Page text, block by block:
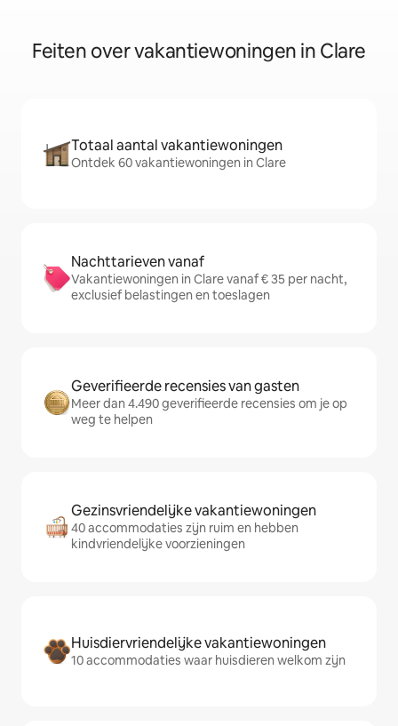
Feiten over vakantiewoningen in Clare
Totaal aantal vakantiewoningen
Ontdek 60 vakantiewoningen in Clare
Nachttarieven vanaf
Vakantiewoningen in Clare vanaf € 35 per nacht,
exclusief belastingen en toeslagen
Geverifieerde recensies van gasten
Meer dan 4.490 geverifieerde recensies om je op
weg te helpen
Gezinsvriendelijke vakantiewoningen
40 accommodaties zijn ruim en hebben
kindvriendelijke voorzieningen
Huisdiervriendelijke vakantiewoningen
10 accommodaties waar huisdieren welkom zijn